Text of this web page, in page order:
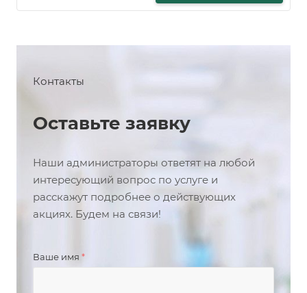
Контакты
Оставьте заявку
Наши администраторы ответят на любой
интересующий вопрос по услуге и
расскажут подробнее о действующих
акциях. Будем на связи!
Ваше имя *